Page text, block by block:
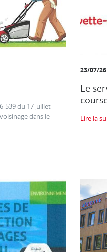
539 du 17 juillet
dans le
23/07/26
Le
Lire la